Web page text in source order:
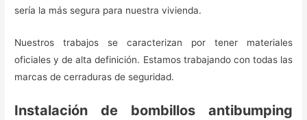
sería la más segura para nuestra vivienda.
Nuestros trabajos se caracterizan por tener materiales
oficiales y de alta definición. Estamos trabajando con todas las
marcas de cerraduras de seguridad.
Instalación de bombillos antibumping